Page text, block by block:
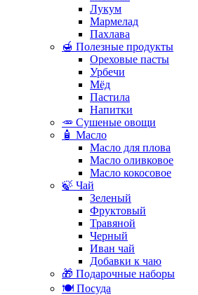
Лукум
Мармелад
Пахлава
🍯 Полезные продукты
Ореховые пасты
Урбечи
Мёд
Пастила
Напитки
🥕 Сушеные овощи
🧴 Масло
Масло для плова
Масло оливковое
Масло кокосовое
🍃 Чай
Зеленый
Фруктовый
Травяной
Черный
Иван чай
Добавки к чаю
🎁 Подарочные наборы
🍽️ Посуда